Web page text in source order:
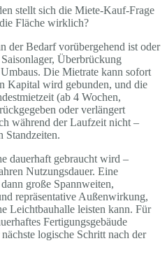
stellt sich die Miete-Kauf-Frage
Fläche wirklich?
der Bedarf vorübergehend ist oder
Überbrückung
Die Mietrate kann sofort
Kapital wird gebunden, und die
(ab 4 Wochen,
oder verlängert
während der Laufzeit nicht –
Standzeiten.
dauerhaft gebraucht wird –
Nutzungsdauer. Eine
große Spannweiten,
repräsentative Außenwirkung,
Leichtbauhalle leisten kann. Für
Fertigungsgebäude
logische Schritt nach der